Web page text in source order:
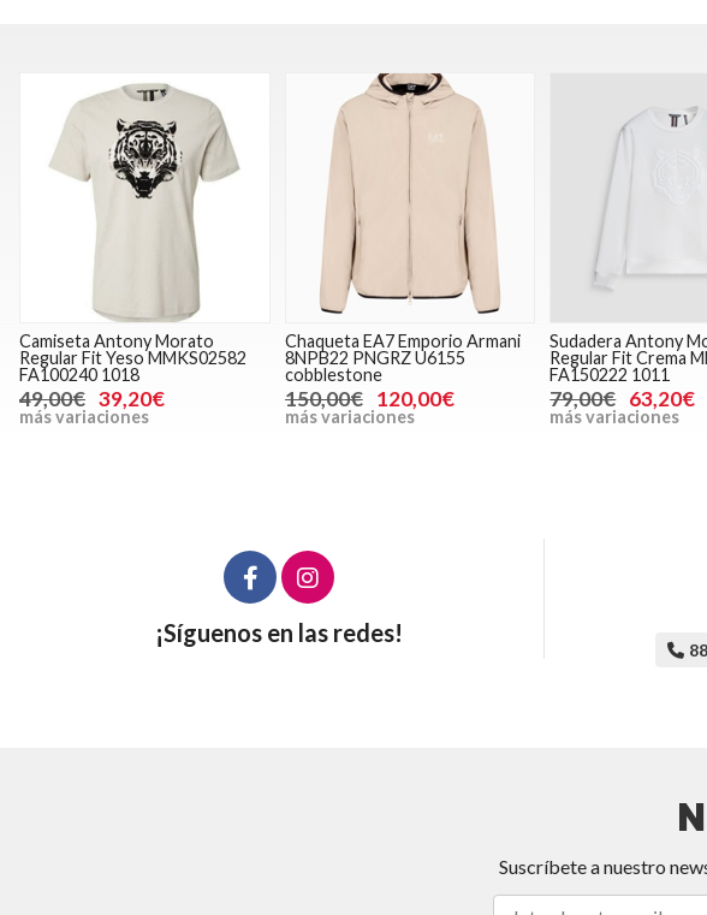
Camiseta Antony Morato
Regular Fit Yeso MMKS02582
FA100240 1018
49,00€ 39,20€
más variaciones
Chaqueta EA7 Emporio Armani
8NPB22 PNGRZ U6155
cobblestone
150,00€ 120,00€
más variaciones
Sudadera Antony
Regular Fit Crema
FA150222 1011
79,00€ 63,20€
más variaciones
¡Síguenos en las redes!
Suscríbete a nuestro